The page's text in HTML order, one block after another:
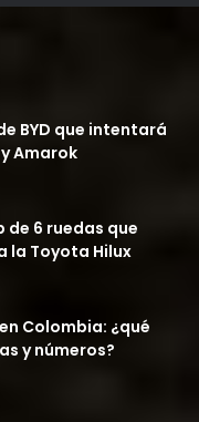
BYD que intentará
Amarok
de 6 ruedas que
la Toyota Hilux
Colombia: ¿qué
y números?